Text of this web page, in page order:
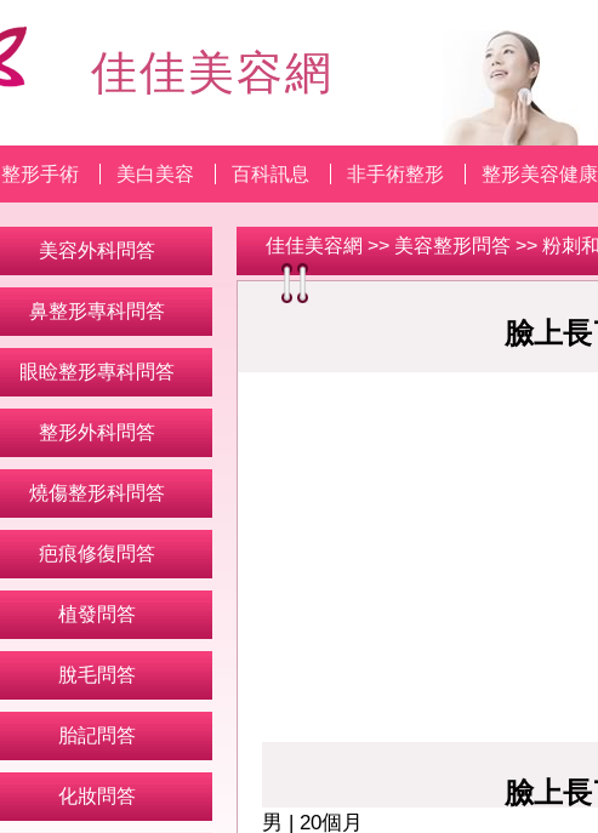
佳佳美容網
整形手術 美白美容 百科訊息 非手術整形 整形美容健
佳佳美容網 >> 美容整形問答 >> 粉刺
臉上
臉上
男 | 20個月
美容外科問答
鼻整形專科問答
眼睑整形專科問答
整形外科問答
燒傷整形科問答
疤痕修復問答
植發問答
脫毛問答
胎記問答
化妝問答